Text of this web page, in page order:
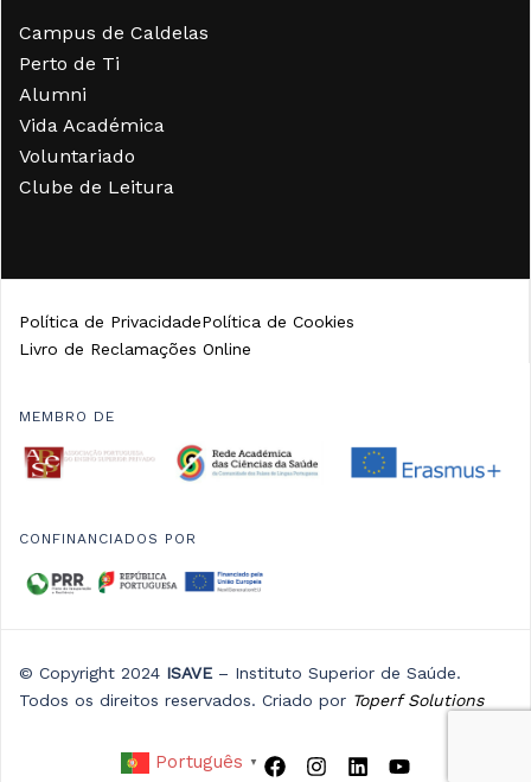
Campus de Caldelas
Perto de Ti
Alumni
Vida Académica
Voluntariado
Clube de Leitura
Política de PrivacidadePolítica de Cookies
Livro de Reclamações Online
MEMBRO DE
CONFINANCIADOS POR
© Copyright 2024 ISAVE – Instituto Superior de Saúde.
Todos os direitos reservados. Criado por Toperf Solutions
Português ▼